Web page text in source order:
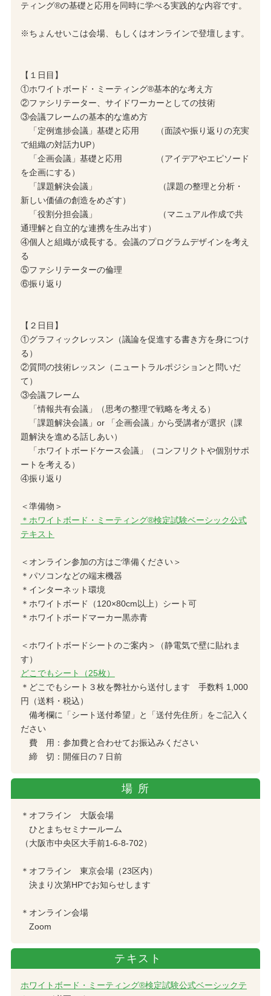
ティング®の基礎と応用を同時に学べる実践的な内容です。
※ちょんせいこは会場、もしくはオンラインで登壇します。
【１日目】
①ホワイトボード・ミーティング®基本的な考え方
②ファシリテーター、サイドワーカーとしての技術
③会議フレームの基本的な進め方
「定例進捗会議」基礎と応用 （面談や振り返りの充実
で組織の対話力UP）
「企画会議」基礎と応用 （アイデアやエピソード
を企画にする）
「課題解決会議」 （課題の整理と分析・
新しい価値の創造をめざす）
「役割分担会議」 （マニュアル作成で共
通理解と自立的な連携を生み出す）
④個人と組織が成長する。会議のプログラムデザインを考え
る
⑤ファシリテーターの倫理
⑥振り返り
【２日目】
①グラフィックレッスン（議論を促進する書き方を身につけ
る）
②質問の技術レッスン（ニュートラルポジションと問いだ
て）
③会議フレーム
「情報共有会議」（思考の整理で戦略を考える）
「課題解決会議」or 「企画会議」から受講者が選択（課
題解決を進める話しあい）
「ホワイトボードケース会議」（コンフリクトや個別サポ
ートを考える）
④振り返り
＜準備物＞
＊ホワイトボード・ミーティング®検定試験ベーシック公式
テキスト
＜オンライン参加の方はご準備ください＞
＊パソコンなどの端末機器
＊インターネット環境
＊ホワイトボード（120×80cm以上）シート可
＊ホワイトボードマーカー黒赤青
＜ホワイトボードシートのご案内＞（静電気で壁に貼れま
す）
どこでもシート（25枚）
＊どこでもシート３枚を弊社から送付します 手数料 1,000
円（送料・税込）
備考欄に「シート送付希望」と「送付先住所」をご記入く
ださい
費 用：参加費と合わせてお振込みください
締 切：開催日の７日前
場所
＊オフライン 大阪会場
ひとまちセミナールーム
（大阪市中央区大手前1-6-8-702）
＊オフライン 東京会場（23区内）
決まり次第HPでお知らせします
＊オンライン会場
Zoom
テキスト
ホワイトボード・ミーティング®検定試験公式ベーシックテ